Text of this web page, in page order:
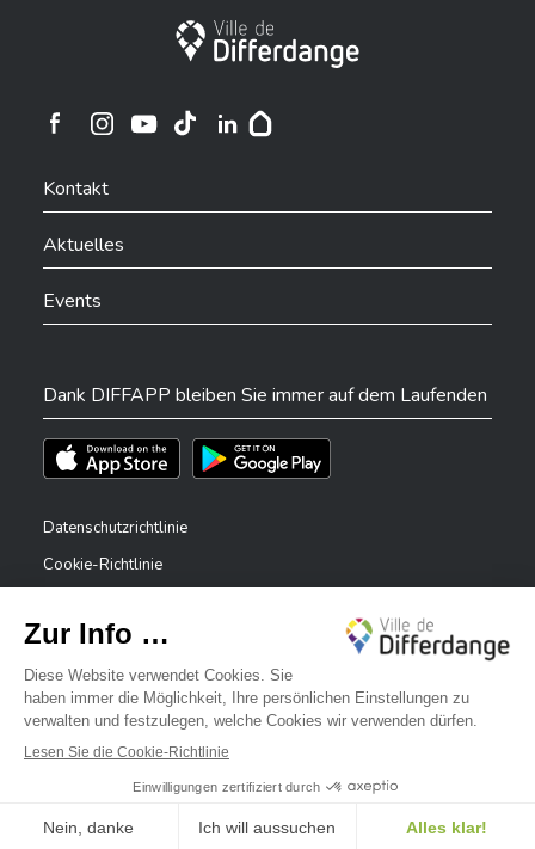
Stadt Differdingen
Ville de Differdange sur Instagram
Kontakt
Aktuelles
Events
Dank DIFFAPP bleiben Sie immer auf dem Laufenden
Téléchargez l'app sur l'App StoreTéléchargez l'app sur Play Store
Datenschutzrichtlinie
Cookie-Richtlinie
Erklärung zur Barrierefreiheit
Meldesystem – Whistleblower
©2026 Alle Rechte vorbehalten . Stadt Differdingen
✕
Bonjour, comment puis-je vous aider ?